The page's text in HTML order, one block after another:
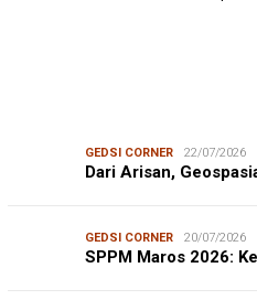
GEDSI CORNER 22/07/2026
Dari Arisan,
GEDSI CORNER 20/07/2026
SPPM Maros 2026: